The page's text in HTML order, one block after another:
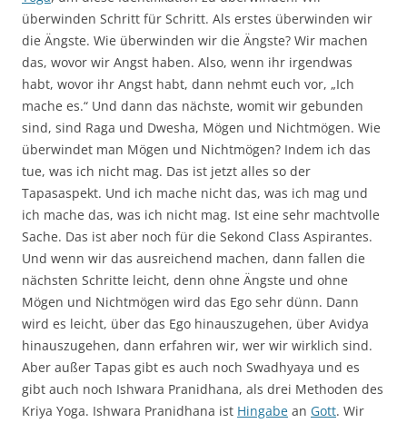
überwinden Schritt für Schritt. Als erstes überwinden wir
die Ängste. Wie überwinden wir die Ängste? Wir machen
das, wovor wir Angst haben. Also, wenn ihr irgendwas
habt, wovor ihr Angst habt, dann nehmt euch vor, „Ich
mache es.“ Und dann das nächste, womit wir gebunden
sind, sind Raga und Dwesha, Mögen und Nichtmögen. Wie
überwindet man Mögen und Nichtmögen? Indem ich das
tue, was ich nicht mag. Das ist jetzt alles so der
Tapasaspekt. Und ich mache nicht das, was ich mag und
ich mache das, was ich nicht mag. Ist eine sehr machtvolle
Sache. Das ist aber noch für die Sekond Class Aspirantes.
Und wenn wir das ausreichend machen, dann fallen die
nächsten Schritte leicht, denn ohne Ängste und ohne
Mögen und Nichtmögen wird das Ego sehr dünn. Dann
wird es leicht, über das Ego hinauszugehen, über Avidya
hinauszugehen, dann erfahren wir, wer wir wirklich sind.
Aber außer Tapas gibt es auch noch Swadhyaya und es
gibt auch noch Ishwara Pranidhana, als drei Methoden des
Kriya Yoga. Ishwara Pranidhana ist Hingabe an Gott. Wir